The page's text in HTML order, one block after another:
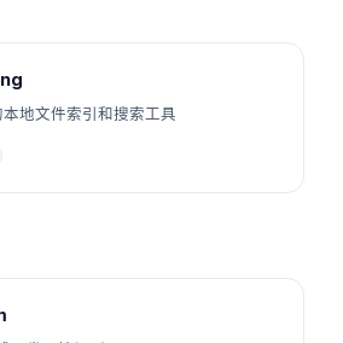
地文件索引和搜索工具